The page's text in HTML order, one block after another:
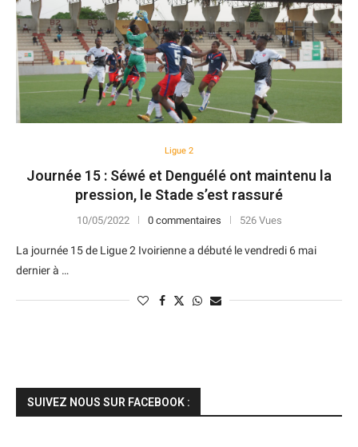
Ligue 2
Journée 15 : Séwé et Denguélé ont maintenu la
pression, le Stade s’est rassuré
10/05/2022 0 commentaires 526 Vues
La journée 15 de Ligue 2 Ivoirienne a débuté le vendredi 6 mai
dernier à …
SUIVEZ NOUS SUR FACEBOOK :